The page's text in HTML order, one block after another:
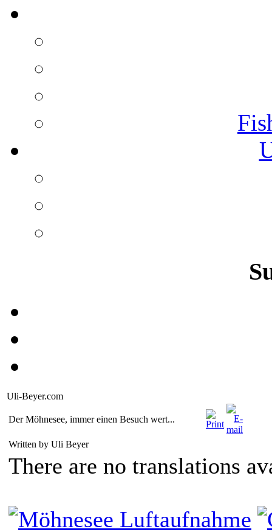
Uli-Beyer.com
Der Möhnesee, immer einen Besuch wert...
Written by Uli Beyer
There are no translations